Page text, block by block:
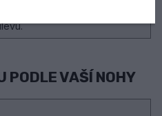
PODLE VAŠÍ NOHY